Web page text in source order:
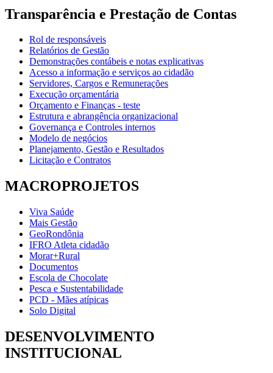
Transparência e Prestação de Contas
Rol de responsáveis
Relatórios de Gestão
Demonstrações contábeis e notas explicativas
Acesso a informação e serviços ao cidadão
Servidores, Cargos e Remunerações
Execução orçamentária
Orçamento e Finanças - teste
Estrutura e abrangência organizacional
Governança e Controles internos
Modelo de negócios
Planejamento, Gestão e Resultados
Licitação e Contratos
MACROPROJETOS
Viva Saúde
Mais Gestão
GeoRondônia
IFRO Atleta cidadão
Morar+Rural
Documentos
Escola de Chocolate
Pesca e Sustentabilidade
PCD - Mães atípicas
Solo Digital
DESENVOLVIMENTO
INSTITUCIONAL